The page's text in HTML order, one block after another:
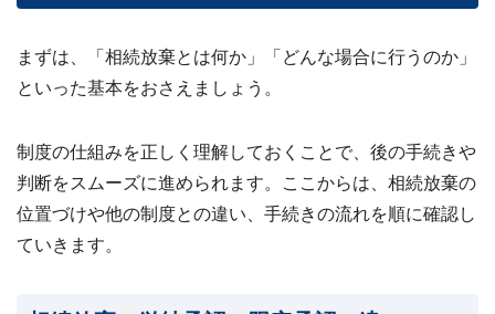
📞
話で
料査
定
0120-
536-
18:00
資料
ダウ
ード
サー
まずは、「相続放棄とは何か」「どんな場合に行うのか」
といった基本をおさえましょう。
制度の仕組みを正しく理解しておくことで、後の手続きや
判断をスムーズに進められます。ここからは、相続放棄の
位置づけや他の制度との違い、手続きの流れを順に確認し
ていきます。